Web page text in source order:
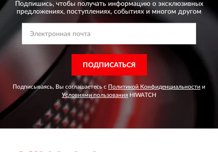
Подпишись, чтобы получать информацию о эксклюзивных
предложениях, поступлениях, событиях и многом другом
ПОДПИСАТЬСЯ
Подписываясь, Вы соглашаетесь с Политикой Конфиденциальности и
Условиями пользования HIWATCH